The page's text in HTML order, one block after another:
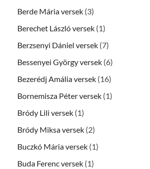
Berde Mária versek (3)
Berechet László versek (1)
Berzsenyi Dániel versek (7)
Bessenyei György versek (6)
Bezerédj Amália versek (16)
Bornemisza Péter versek (1)
Bródy Lili versek (1)
Bródy Miksa versek (2)
Buczkó Mária versek (1)
Buda Ferenc versek (1)